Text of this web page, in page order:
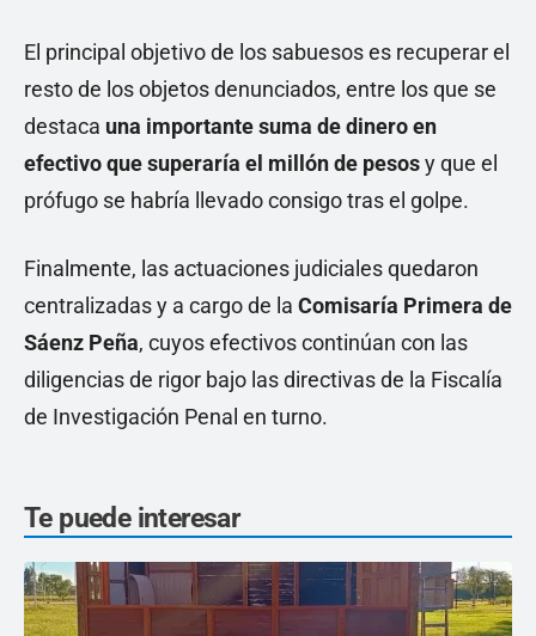
El principal objetivo de los sabuesos es recuperar el
resto de los objetos denunciados, entre los que se
destaca una importante suma de dinero en
efectivo que superaría el millón de pesosy que el
prófugo se habría llevado consigo tras el golpe.
Finalmente, las actuaciones judiciales quedaron
centralizadas y a cargo de la Comisaría Primera de
Sáenz Peña, cuyos efectivos continúan con las
diligencias de rigor bajo las directivas de la Fiscalía
de Investigación Penal en turno.
Te puede interesar